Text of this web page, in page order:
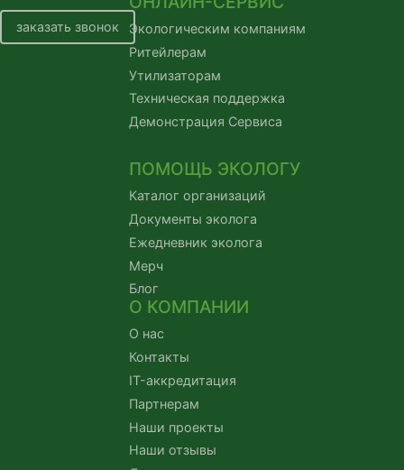
заказать звонок
Экологическим компаниям
Ритейлерам
Утилизаторам
Техническая поддержка
Демонстрация Сервиса
ПОМОЩЬ ЭКОЛОГУ
Каталог организаций
Документы эколога
Ежедневник эколога
Мерч
Блог
О КОМПАНИИ
О нас
Контакты
IT-аккредитация
Партнерам
Наши проекты
Наши отзывы